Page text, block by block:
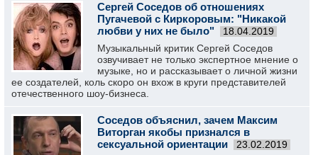
Сергей Соседов об отношениях
Пугачевой с Киркоровым: "Никакой
любви у них не было"
18.04.2019
Музыкальный критик Сергей Соседов
озвучивает не только экспертное мнение о
музыке, но и рассказывает о личной жизни
ее создателей, коль скоро он вхож в круги представителей
отечественного шоу-бизнеса.
Соседов объяснил, зачем Максим
Виторган якобы признался в
сексуальной ориентации
23.02.2019